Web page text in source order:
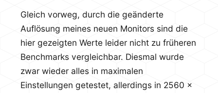
Gleich vorweg, durch die geänderte
Auflösung meines neuen Monitors sind die
hier gezeigten Werte leider nicht zu früheren
Benchmarks vergleichbar. Diesmal wurde
zwar wieder alles in maximalen
Einstellungen getestet, allerdings in 2560 x